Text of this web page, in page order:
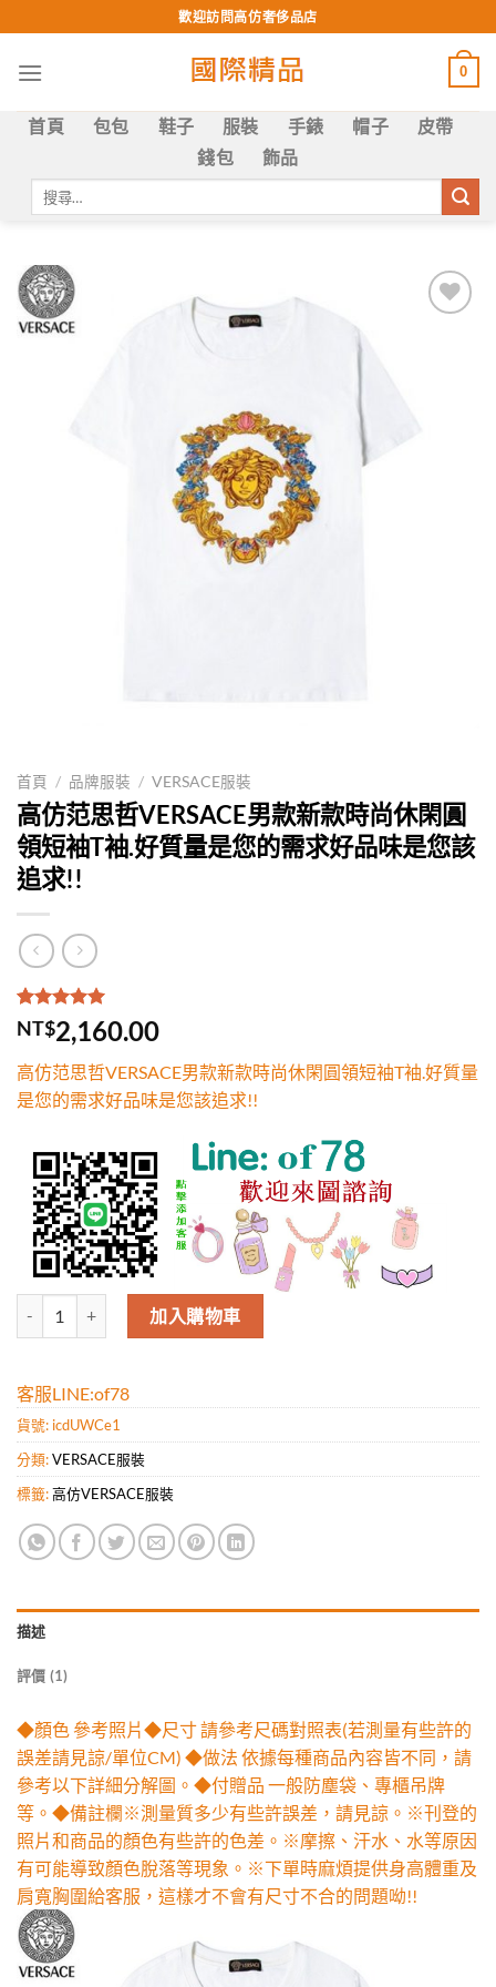
to
content
歡迎訪問高仿奢侈品店
0
首頁 包包 鞋子 服裝 手錶 帽子
皮帶
錢包
飾品
字:
首頁 / 品牌服裝 / VERSACE服裝
高仿范思哲VERSACE男款新款時尚休閑圓
領短袖T袖.好質量是您的需求好品味是您該
追求!!
評分5.00 /
5，已有
1
位
分
NT$2,160.00
高仿范思哲VERSACE男款新款時尚休閑圓領短袖T袖.好質量
是您的需求好品味是您該追求!!
高仿范思哲VERSACE男款新款時尚休閑圓領短袖T袖.好質量是您的
加入購物車
客服LINE:of78
貨號: icdUWCe1
分類:VERSACE服裝
標籤:高仿VERSACE服裝
描述
評價 (1)
◆顏色 參考照片◆尺寸 請參考尺碼對照表(若測量有些許的
誤差請見諒/單位CM) ◆做法 依據每種商品內容皆不同，請
參考以下詳細分解圖。◆付贈品 一般防塵袋、專櫃吊牌
等。◆備註欄※測量質多少有些許誤差，請見諒。※刊登的
照片和商品的顏色有些許的色差。※摩擦、汗水、水等原因
有可能導致顏色脫落等現象。※下單時麻煩提供身高體重及
肩寬胸圍給客服，這樣才不會有尺寸不合的問題呦!!